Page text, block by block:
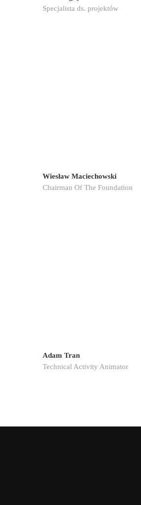
Specjalista ds. projektów
Wiesław Maciechowski
Chairman Of The Foundation
Adam Tran
Technical Activity Animator